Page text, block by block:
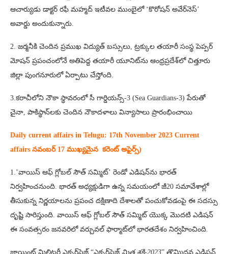
ఆచార్యుడు డాక్టర్‌ రఫీ మహ్మద్‌ ఇటీవల ముంబైలో ‘కొరోషన్‌ అవేర్‌నెస్‌’
అవార్డు అందుకున్నారు.
2. జర్మనీకి చెందిన ప్రముఖ విద్యుత్‌ బస్సులు, ట్రక్కుల తయారీ సంస్థ పెప్పర్‌
మోషన్‌ ప్రపంచంలోనే అతిపెద్ద తయారీ యూనిట్‌ను ఆంధ్రప్రదేశ్‌లో చిత్తూరు
జిల్లా పుంగనూరులో ఏర్పాటు చేస్తోంది.
3.కరాచీలోని నౌకా స్థావరంలో సీ గార్డియన్స్‌-3 (Sea Guardians-3) పేరుతో
చైనా, పాకిస్థాన్‌లకు చెందిన నౌకాదళాలు విన్యాసాలు ప్రారంభించాయి
Daily current affairs in Telugu: 17th November 2023 Current
affairs నవంబర్ 17 ముఖ్యమైన కరెంట్ అఫైర్స్‌)
1.’వాయిస్ ఆఫ్ గ్లోబల్ సౌత్ సమ్మిట్’ రెండో ఎడిషన్‌ను భారత్
నిర్వహించనుంది. భారత్ అధ్యక్షుడిగా ఉన్న సమయంలో జీ20 సమావేశాల్లో
తీసుకున్న నిర్ణయాలను ప్రపంచ దక్షిణాది దేశాలతో పంచుకోవడంపై ఈ సదస్సు
దృష్టి సారిస్తుంది. వాయిస్ ఆఫ్ గ్లోబల్ సౌత్ సమ్మిట్ యొక్క మొదటి ఎడిషన్
ఈ సంవత్సరం జనవరిలో వర్చువల్ ఫార్మాట్‌లో భారతదేశం నిర్వహించింది.
జాయింట్ మిలిటరీ ఎక్సర్‌సైజ్ “ఎక్సర్‌సైజ్ మిత్ర శక్తి-2023” తొమ్మిదవ ఎడిషన్